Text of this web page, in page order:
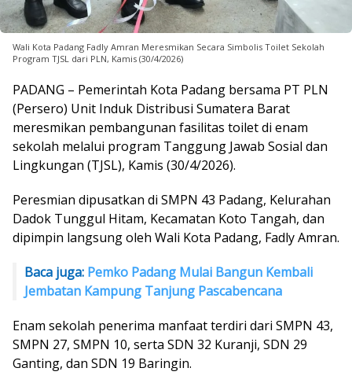
Wali Kota Padang Fadly Amran Meresmikan Secara Simbolis Toilet Sekolah
Program TJSL dari PLN, Kamis (30/4/2026)
PADANG – Pemerintah Kota Padang bersama PT PLN
(Persero) Unit Induk Distribusi Sumatera Barat
meresmikan pembangunan fasilitas toilet di enam
sekolah melalui program Tanggung Jawab Sosial dan
Lingkungan (TJSL), Kamis (30/4/2026).
Peresmian dipusatkan di SMPN 43 Padang, Kelurahan
Dadok Tunggul Hitam, Kecamatan Koto Tangah, dan
dipimpin langsung oleh Wali Kota Padang, Fadly Amran.
Baca juga: Pemko Padang Mulai Bangun Kembali
Jembatan Kampung Tanjung Pascabencana
Enam sekolah penerima manfaat terdiri dari SMPN 43,
SMPN 27, SMPN 10, serta SDN 32 Kuranji, SDN 29
Ganting, dan SDN 19 Baringin.